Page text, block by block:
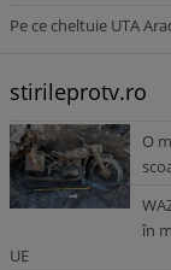
Pe ce cheltuie UTA
stirileprotv.ro
O
în
UE